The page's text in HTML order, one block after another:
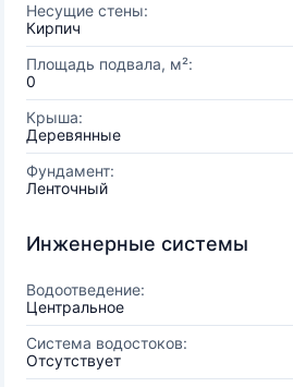
Несущие стены:
Кирпич
Площадь подвала, м²:
0
Крыша:
Деревянные
Фундамент:
Ленточный
Инженерные системы
Водоотведение:
Центральное
Система водостоков:
Отсутствует